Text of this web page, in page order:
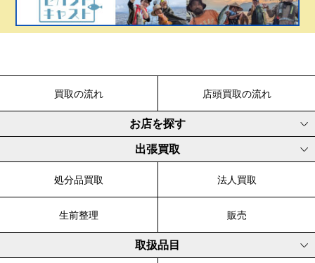
買取の流れ 店頭買取の流れ
お店を探す
出張買取
処分品買取 法人買取
生前整理 販売
取扱品目